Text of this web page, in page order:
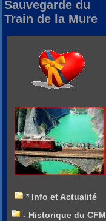
Sauvegarde du
Train de la Mure
* Info et Actualité
- Historique du CFM